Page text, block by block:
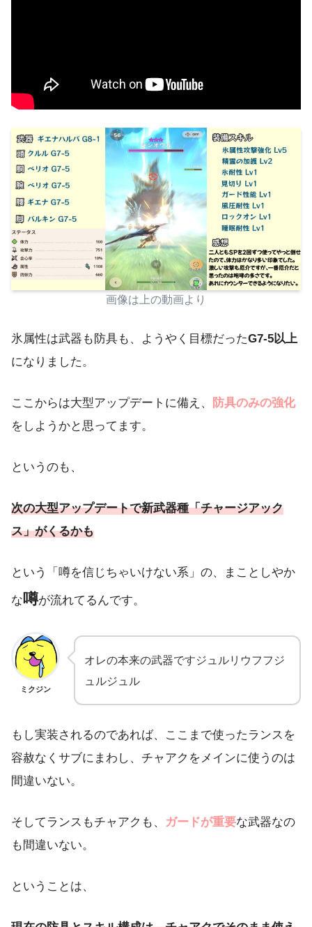
画像は上の動画より
氷属性は武器も防具も、ようやく目標だったG7-5以上
になりました。
ここからは大型アップデートに備え、
防具のみの強化
をしようかと思ってます。
というのも、
次の大型アップデートで新武器種「チャージアック
ス」がくるかも
という「噂を信じちゃいけない系」の、まことしやか
な噂が流れてるんです。
ミクジン
オレの本来の武器ですジュルリウフフジ
ュルジュル
もし実装されるのであれば、ここまで使ったランスを
容赦なくサブにまわし、チャアクをメインに使うのは
間違いない。
そしてランスもチャアクも、 ガードが重要な武器なの
も間違いない。
ということは、